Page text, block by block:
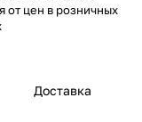
от цен в розничных
Доставка